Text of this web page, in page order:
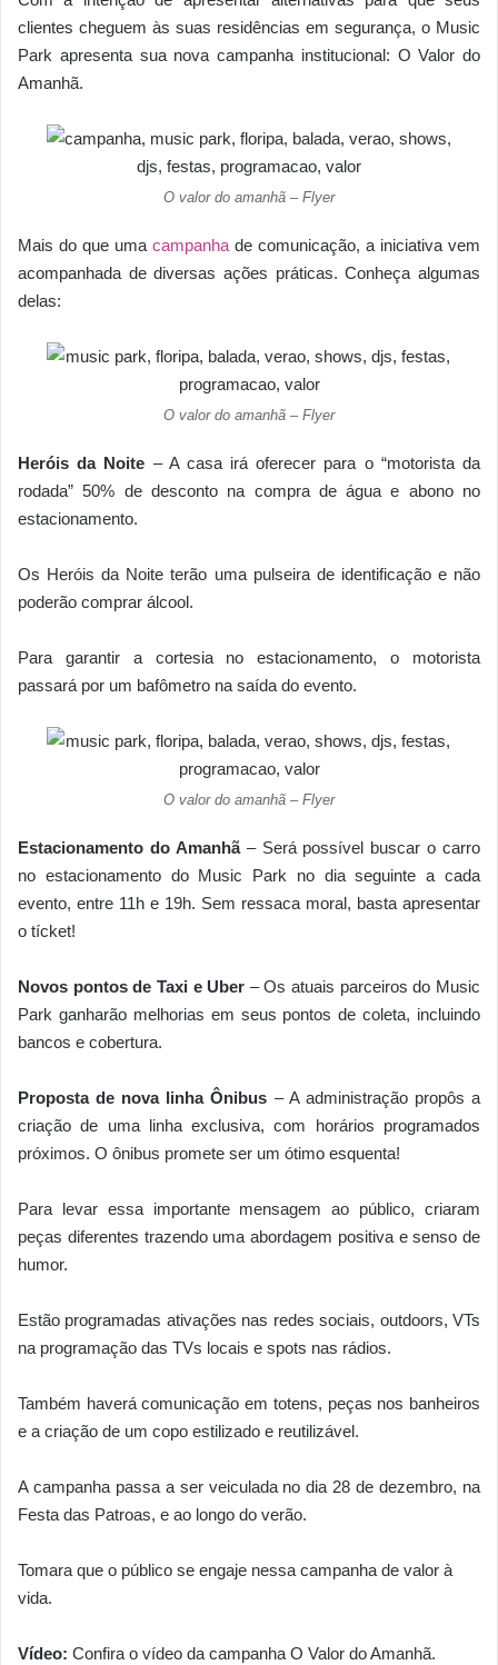
clientes cheguem às suas residências em segurança, o Music
Park apresenta sua nova campanha institucional: O Valor do
Amanhã.
O valor do amanhã – Flyer
Mais do que uma campanha de comunicação, a iniciativa vem
acompanhada de diversas ações práticas. Conheça algumas
delas:
O valor do amanhã – Flyer
Heróis da Noite – A casa irá oferecer para o “motorista da
rodada” 50% de desconto na compra de água e abono no
estacionamento.
Os Heróis da Noite terão uma pulseira de identificação e não
poderão comprar álcool.
Para garantir a cortesia no estacionamento, o motorista
passará por um bafômetro na saída do evento.
O valor do amanhã – Flyer
Estacionamento do Amanhã– Será possível buscar o carro
no estacionamento do Music Park no dia seguinte a cada
evento, entre 11h e 19h. Sem ressaca moral, basta apresentar
o tícket!
Novos pontos de Taxi e Uber – Os atuais parceiros do Music
Park ganharão melhorias em seus pontos de coleta, incluindo
bancos e cobertura.
Proposta de nova linha Ônibus – A administração propôs a
criação de uma linha exclusiva, com horários programados
próximos. O ônibus promete ser um ótimo esquenta!
Para levar essa importante mensagem ao público, criaram
peças diferentes trazendo uma abordagem positiva e senso de
humor.
Estão programadas ativações nas redes sociais, outdoors, VTs
na programação das TVs locais e spots nas rádios.
Também haverá comunicação em totens, peças nos banheiros
e a criação de um copo estilizado e reutilizável.
A campanha passa a ser veiculada no dia 28 de dezembro, na
Festa das Patroas, e ao longo do verão.
Tomara que o público se engaje nessa campanha de valor à
vida.
Vídeo: Confira o vídeo da campanha O Valor do Amanhã.